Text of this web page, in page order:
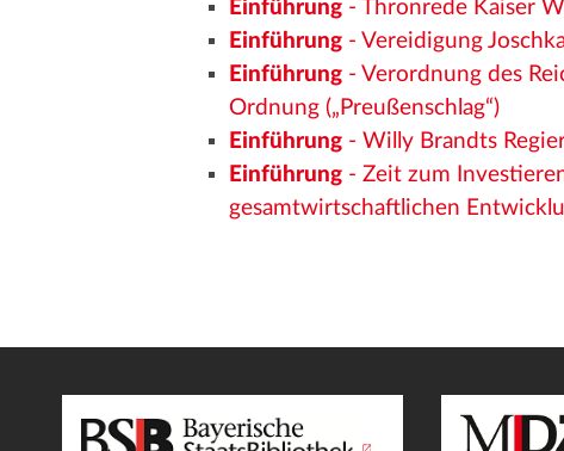
Einführung - Thronrede Kaiser
Einführung - Vereidigung
Einführung - Verordnung des
Ordnung („Preußenschlag“)
Einführung - Willy Brandts
Einführung - Zeit zum
gesamtwirtschaftlichen